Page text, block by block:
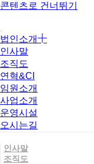
콘텐츠로 건너뛰기
법인소개
인사말
조직도
연혁&CI
임원소개
사업소개
운영시설
오시는길
인사말
조직도